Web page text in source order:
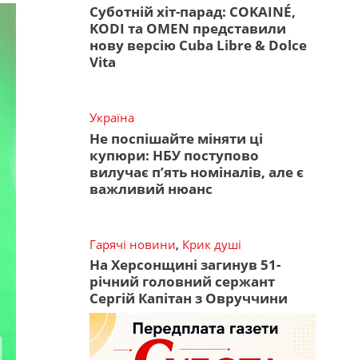
Суботній хіт-парад: COKAINÉ,
KODI та OMEN представили
нову версію Cuba Libre & Dolce
Vita
Україна
Не поспішайте міняти ці
купюри: НБУ поступово
вилучає п’ять номіналів, але є
важливий нюанс
Гарячі новини, Крик душі
На Херсонщині загинув 51-
річний головний сержант
Сергій Капітан з Овруччини